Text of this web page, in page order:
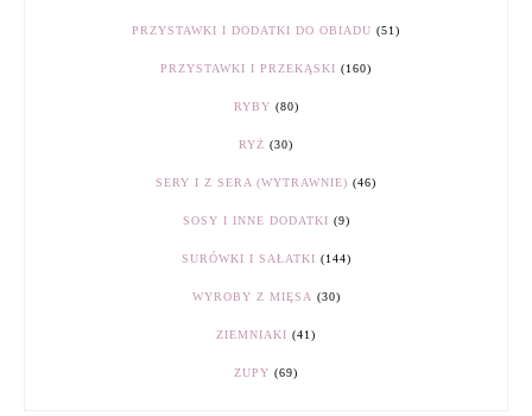
PRZYSTAWKI I DODATKI DO OBIADU (51)
PRZYSTAWKI I PRZEKĄSKI (160)
RYBY (80)
RYŻ (30)
SERY I Z SERA (WYTRAWNIE) (46)
SOSY I INNE DODATKI (9)
SURÓWKI I SAŁATKI (144)
WYROBY Z MIĘSA (30)
ZIEMNIAKI (41)
ZUPY (69)